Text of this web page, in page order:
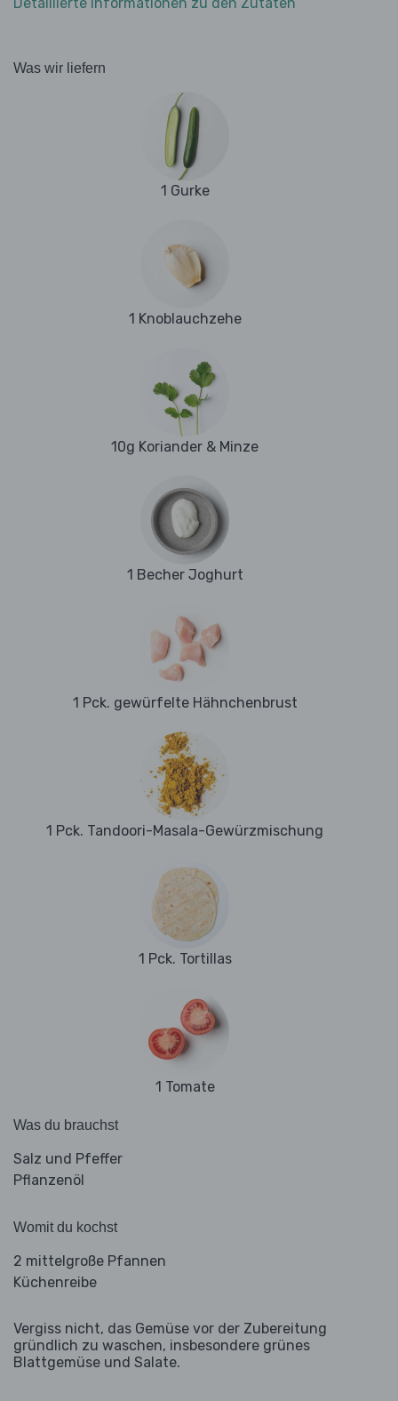
Detaillierte Informationen zu den Zutaten
Was wir liefern
1 Gurke
1 Knoblauchzehe
10g Koriander & Minze
1 Becher Joghurt
1 Pck. gewürfelte Hähnchenbrust
1 Pck. Tandoori-Masala-Gewürzmischung
1 Pck. Tortillas
1 Tomate
Was du brauchst
Salz und Pfeffer
Pflanzenöl
Womit du kochst
2 mittelgroße Pfannen
Küchenreibe
Vergiss nicht, das Gemüse vor der Zubereitung
gründlich zu waschen, insbesondere grünes
Blattgemüse und Salate.